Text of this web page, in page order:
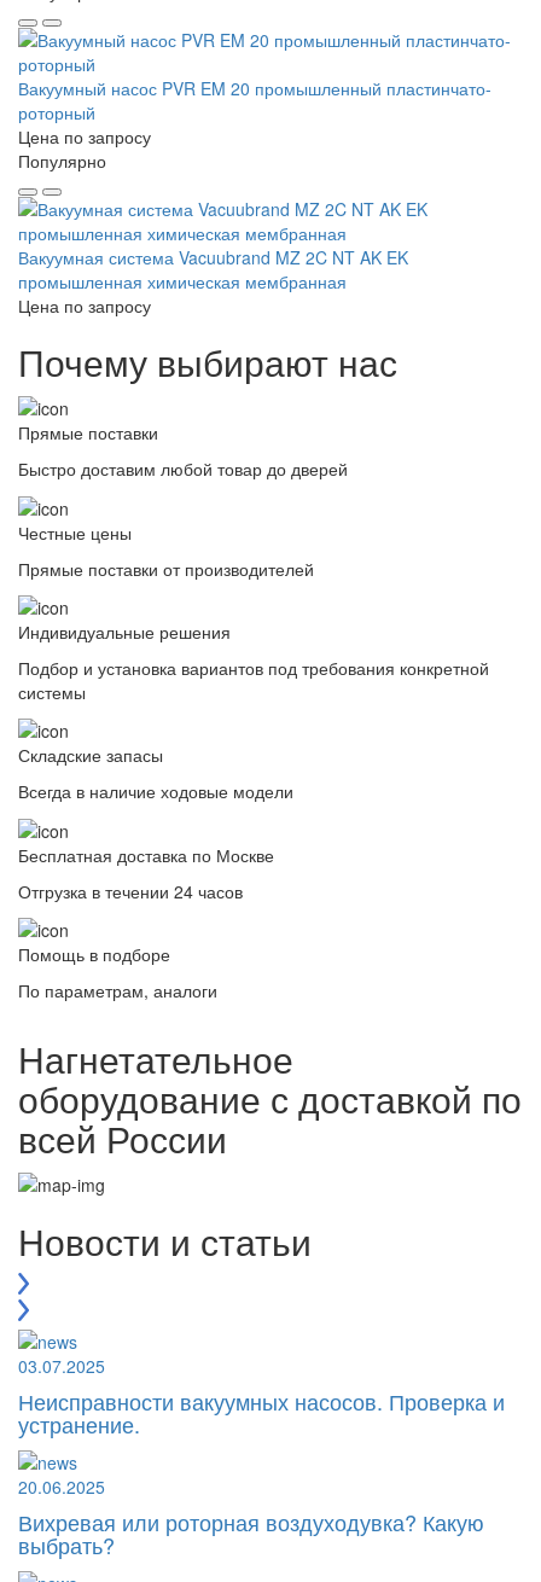
Вакуумный насос PVR EM 20 промышленный пластинчато-
роторный
Цена по запросу
Популярно
Вакуумная система Vacuubrand MZ 2C NT AK EK
промышленная химическая мембранная
Цена по запросу
Почему выбирают нас
Прямые поставки
Быстро доставим любой товар до дверей
Честные цены
Прямые поставки от производителей
Индивидуальные решения
Подбор и установка вариантов под требования конкретной
системы
Складские запасы
Всегда в наличие ходовые модели
Бесплатная доставка по Москве
Отгрузка в течении 24 часов
Помощь в подборе
По параметрам, аналоги
Нагнетательное
оборудование с доставкой по
всей России
Новости и статьи
03.07.2025
Неисправности вакуумных насосов. Проверка и
устранение.
20.06.2025
Вихревая или роторная воздуходувка? Какую
выбрать?